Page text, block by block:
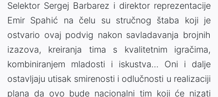
Selektor Sergej Barbarez i direktor reprezentacije
Emir Spahić na čelu su stručnog štaba koji je
ostvario ovaj podvig nakon savladavanja brojnih
izazova, kreiranja tima s kvalitetnim igračima,
kombiniranjem mladosti i iskustva... Oni i dalje
ostavljaju utisak smirenosti i odlučnosti u realizaciji
plana da ovo bude nacionalni tim koji će nizati